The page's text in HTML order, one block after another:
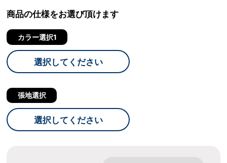
商品の仕様をお選び頂けます
カラー選択1
選択してください
張地選択
選択してください